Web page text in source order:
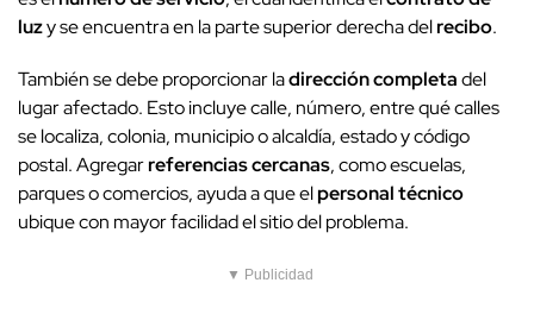
luzy se encuentra en la parte superior derecha delrecibo.
También se debe proporcionar ladirección completadel
lugar afectado. Esto incluye calle, número, entre qué calles
se localiza, colonia, municipio o alcaldía, estado y código
postal. Agregarreferencias cercanas, como escuelas,
parques o comercios, ayuda a que elpersonal técnico
ubique con mayor facilidad el sitio del problema.
▼ Publicidad